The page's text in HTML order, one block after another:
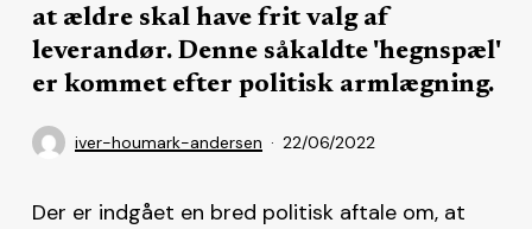
at ældre skal have frit valg af
leverandør. Denne såkaldte 'hegnspæl'
er kommet efter politisk armlægning.
iver-houmark-andersen 22/06/2022
Der er indgået en bred politisk aftale om, at